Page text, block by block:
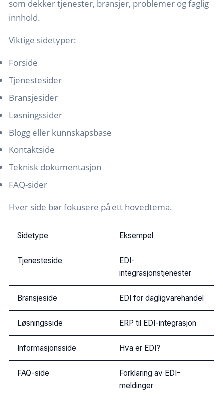
som dekker tjenester, bransjer, problemer og faglig
innhold.
Viktige sidetyper:
Forside
Tjenestesider
Bransjesider
Løsningssider
Blogg eller kunnskapsbase
Kontaktside
Teknisk dokumentasjon
FAQ-sider
Hver side bør fokusere på ett hovedtema.
Sidetype Eksempel
Tjenesteside
EDI-
integrasjonstjenester
Bransjeside EDI for dagligvarehandel
Løsningsside ERP til EDI-integrasjon
Informasjonsside Hva er EDI?
FAQ-side
Forklaring av EDI-
meldinger